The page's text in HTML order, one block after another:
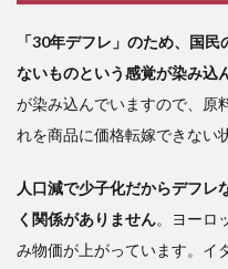
「30年デフレ」のため、国
ないものという感覚が染み込
が染み込んでいますので、原
れを商品に価格転嫁できない
人口減で少子化だからデフレ
く関係がありません。ヨーロ
み物価が上がっています。イ